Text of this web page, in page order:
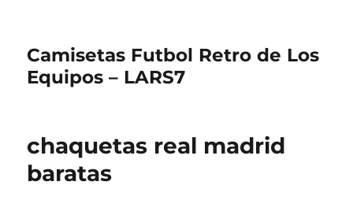
Camisetas Futbol Retro de Los
Equipos – LARS7
chaquetas real madrid
baratas